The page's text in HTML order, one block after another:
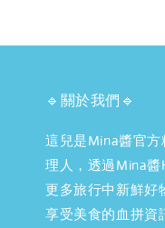
🔹關於我們🔹
這兒是Mina醬官
理人，透過Mina醬
更多旅行中新鮮好
享受美食的血拼資